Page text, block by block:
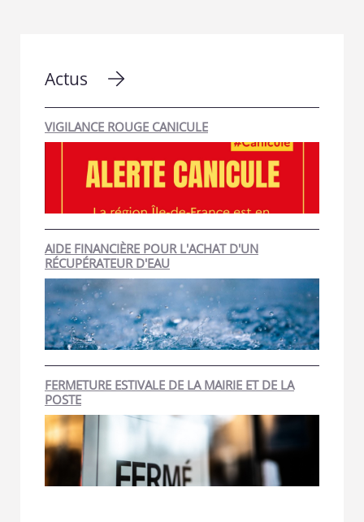
Actus
VIGILANCE ROUGE CANICULE
AIDE FINANCIÈRE POUR L'ACHAT D'UN
RÉCUPÉRATEUR D'EAU
FERMETURE ESTIVALE DE LA MAIRIE ET DE LA
POSTE